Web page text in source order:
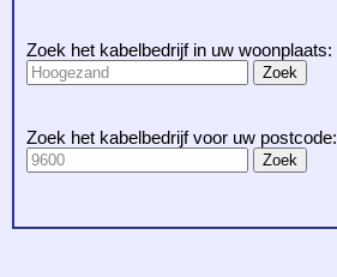
Zoek het kabelbedrijf in uw woonplaats:
Zoek het kabelbedrijf voor uw postcode: